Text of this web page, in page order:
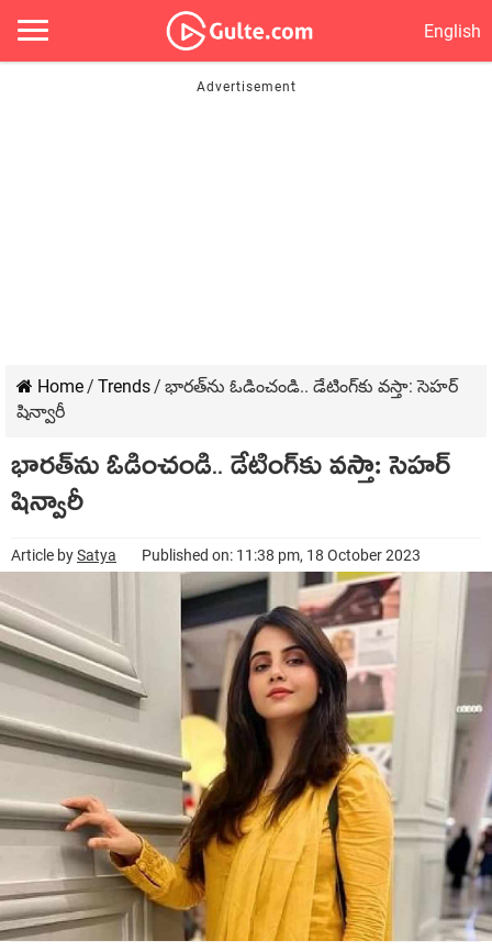
English
Home/ Trends/ భార‌త్‌ను ఓడించండి.. డేటింగ్‌కు వ‌స్తా: సెహ‌ర్
షిన్వారీ
భార‌త్‌ను ఓడించండి.. డేటింగ్‌కు వ‌స్తా: సెహ‌ర్
షిన్వారీ
Article bySatya Published on: 11:38 pm, 18 October 2023